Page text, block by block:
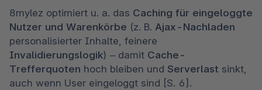
8mylez optimiert u. a. das Caching für eingeloggte
Nutzer und Warenkörbe (z. B. Ajax-Nachladen
Invalidierungslogik) – damit Cache-
Trefferquoten hoch bleiben und Serverlast sinkt,
auch wenn User eingeloggt sind [S. 6].